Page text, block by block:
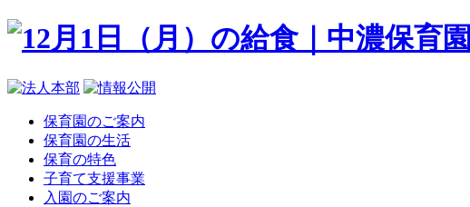
保育園のご案内
保育園の生活
保育の特色
子育て支援事業
入園のご案内